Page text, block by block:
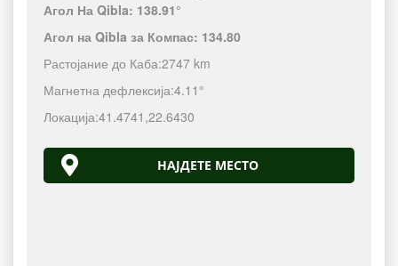
Агол На Qibla: 138.91°
Агол на Qibla за Компас: 134.80
Растојание до Каба:2747 km
Магнетна дефлексија:4.11°
Локација:41.4741 ,22.6430
НАЈДЕТЕ МЕСТО